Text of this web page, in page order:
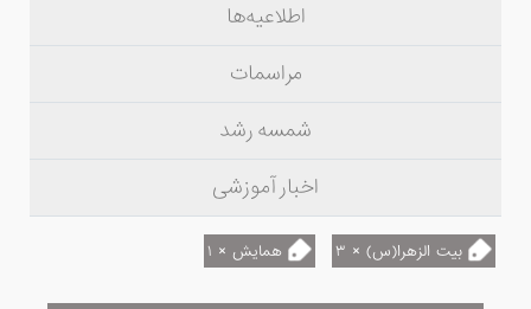
اطلاعیه‌ها
مراسمات
شمسه رشد
اخبار آموزشی
بیت الزهرا(س) × ۳ همایش × ۱